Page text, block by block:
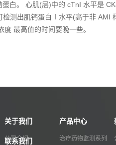
白。 心肌(层)中的 cTnI 水平是
检测出肌钙蛋白Ⅰ水平(高于非
最高值的时间要晚一些。
关于我们
公司介绍
产品中心
治疗药物监测系列
联系我们